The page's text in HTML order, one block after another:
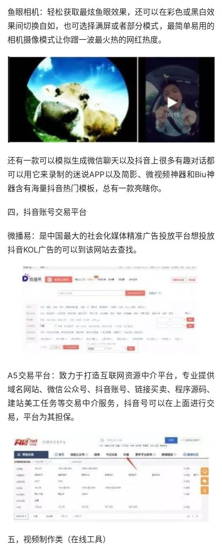
鱼眼相机：轻松获取最炫鱼眼效果，还可以在彩色或黑白效
果间切换自如，也可选择满屏或者部分模式，最简单易用的
相机摄像模式让你蹭一波最火热的网红热度。
还有一款可以模拟生成微信聊天以及抖音上很多有趣对话都
可以用它来录制的迷说APP以及简影、微视频神器和Biu神
器含有海量抖音热门模板，总有一款亮瞎你。
四，抖音账号交易平台
微播易：是中国最大的社会化媒体精准广告投放平台想投放
抖音KOL广告的可以到该网站去查找。
A5交易平台：致力于打造互联网资源中介平台，专业提供
域名网站、微信公众号、抖音账号、链接买卖、程序源码、
建站美工任务等交易中介服务，抖音号可以在上面进行交
易，平台为其担保。
五，视频制作类（在线工具）